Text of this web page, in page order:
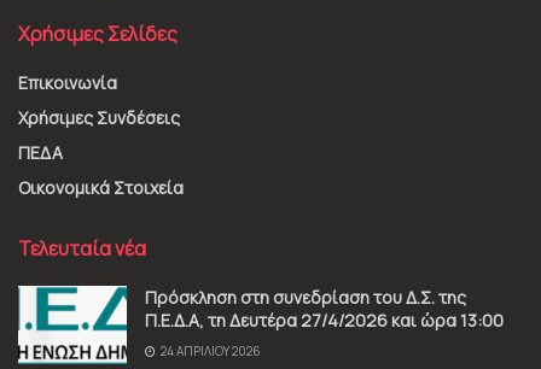
Χρήσιμες Σελίδες
Επικοινωνία
Χρήσιμες Συνδέσεις
ΠΕΔΑ
Οικονομικά Στοιχεία
Τελευταία νέα
Πρόσκληση στη συνεδρίαση του Δ.Σ. της
Π.Ε.Δ.Α, τη Δευτέρα 27/4/2026 και ώρα 13:00
24 ΑΠΡΙΛΊΟΥ 2026